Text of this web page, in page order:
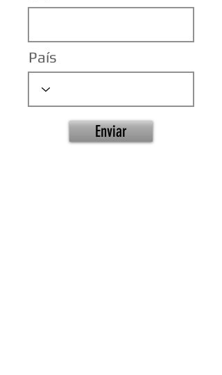
País
Enviar